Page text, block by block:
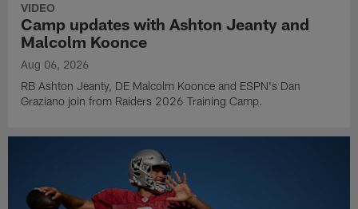
VIDEO
Camp updates with Ashton Jeanty and
Malcolm Koonce
Aug 06, 2026
RB Ashton Jeanty, DE Malcolm Koonce and ESPN's Dan
Graziano join from Raiders 2026 Training Camp.